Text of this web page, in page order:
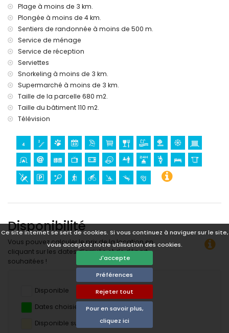
Ce site internet se sert de cookies. Si vous continuez à naviguer sur le site,
vous acceptez notre utilisation des cookies.
J'accepte
Préférences
Rejeter tout
Pour en savoir plus,
cliquez ici
chauffage central et climatisation
chauffage de la piscine
lit supplémentaire et lit pour enfant/berceau (sur demande)
Loisirs et activités de loisirs pour vos vacances à Denia,
Costa Blanca
bar (à moins de 1000 mètres de la maison)
discothèque, boîte de nuit et promenade (Marineta
Cassiana) (à moins de 5 kilomètres de la maison)
Sites touristiques et culture à Denia, Costa Blanca
musée, église, château (Château de Denia) et ruines (à
Sports
randonnée (à moins de 1000 mètres de la villa)
tennis, cyclisme, kayak, plongée et snorkeling (à moins de 5
kilomètres de la villa)
golf (La Sella), équitation et planche à voile (à moins de 10
Plage à moins de 3 km.
Plongée à moins de 4 km.
Sentiers de randonnée à moins de 500 m.
Service de ménage
Service de réception
Serviettes
Snorkeling à moins de 3 km.
Supermarché à moins de 3 km.
Taille de la parcelle 680 m2.
Taille du bâtiment 110 m2.
Télévision
Disponibilité
Vous pouvez calculer le prix de la location en
cliquant sur les dates d’arrivée et de départ
souhaitées !
Disponible
Dates choisies
Disponible sur demande